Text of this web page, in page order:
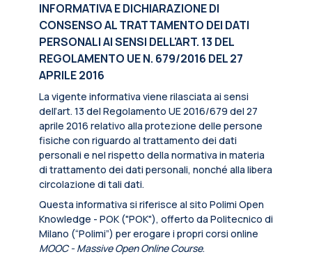
INFORMATIVA E DICHIARAZIONE DI
CONSENSO AL TRATTAMENTO DEI DATI
PERSONALI AI SENSI DELL'ART. 13 DEL
REGOLAMENTO UE N. 679/2016 DEL 27
APRILE 2016
La vigente informativa viene rilasciata ai sensi
dell’art. 13 del Regolamento UE 2016/679 del 27
aprile 2016 relativo alla protezione delle persone
fisiche con riguardo al trattamento dei dati
personali e nel rispetto della normativa in materia
di trattamento dei dati personali, nonché alla libera
circolazione di tali dati.
Questa informativa si riferisce al sito Polimi Open
Knowledge - POK ("POK"), offerto da Politecnico di
Milano (“Polimi”) per erogare i propri corsi online
MOOC - Massive Open Online Course.